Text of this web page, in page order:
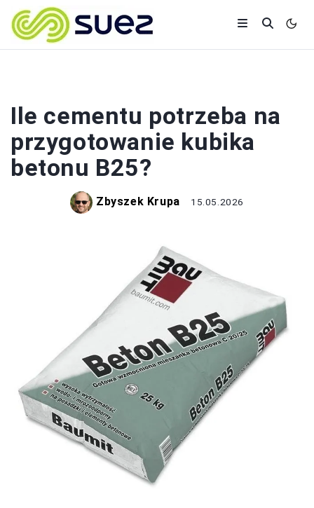
Ile cementu potrzeba na
przygotowanie kubika
betonu B25?
Zbyszek Krupa 15.05.2026